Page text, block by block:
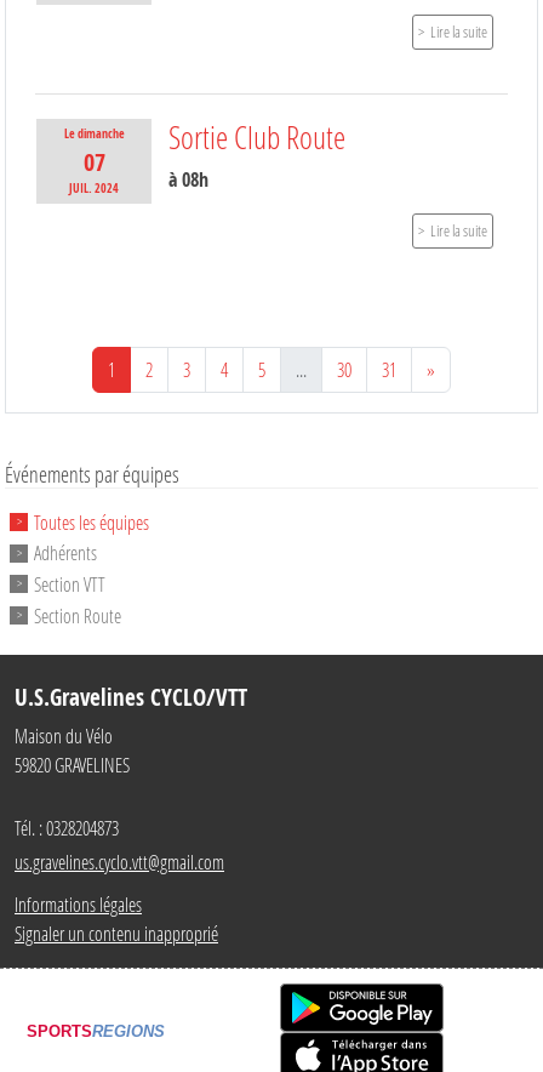
Lire la suite
Ledimanche
07
JUIL. 2024
Sortie Club Route
à 08h
Lire la suite
1 2 3 4 5 ... 30 31 »
Événements par équipes
Toutes les équipes
Adhérents
Section VTT
Section Route
U.S.Gravelines CYCLO/VTT
Maison du Vélo
59820GRAVELINES
Tél. :0328204873
us.gravelines.cyclo.vtt@gmail.com
Informations légales
Signaler un contenu inapproprié
SPORTSREGIONS